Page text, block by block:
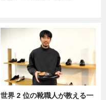
世界 2 位の靴職人が教える一